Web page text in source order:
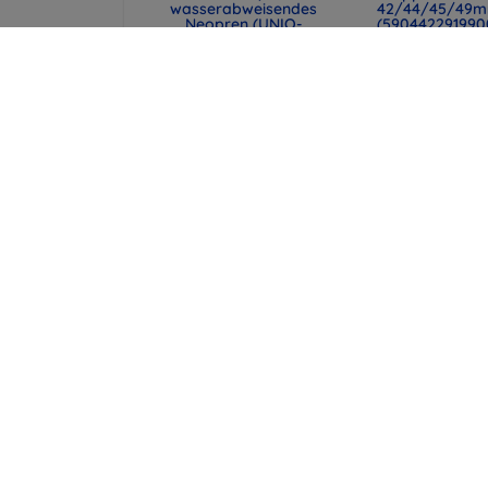
wasserabweisendes
Neopren (UNIQ-
42/44/45/